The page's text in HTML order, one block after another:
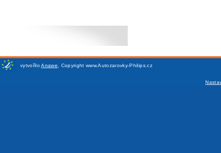
vytvořiloAnawe Copyright www.Autozarovky-Philips.cz